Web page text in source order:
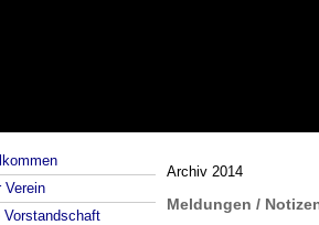
Verein
Vorstandschaft
Archiv 2014
Meldungen /